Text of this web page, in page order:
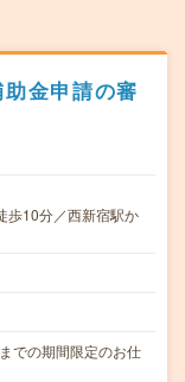
金申請の審
歩10分／西新宿駅か
での期間限定のお仕